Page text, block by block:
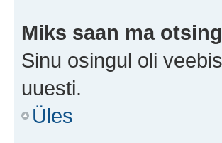
Miks saan ma
Sinu osingul oli
uuesti.
Üles